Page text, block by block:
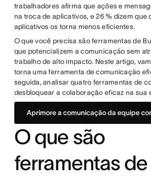
trabalhadores afirma que ações e
na troca de aplicativos, e 26 % dizem que
aplicativos os torna menos eficientes.
O que você precisa são ferramentas de
que potencializem a comunicação sem
trabalho de alto impacto. Neste artigo,
torna uma ferramenta de comunicação
seguida, analisar quatro ferramentas de
desbloquear a colaboração eficaz na sua
Aprimore a comunicação da equipe
O que são
ferramentas de